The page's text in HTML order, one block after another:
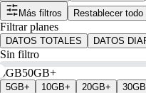
Más filtros
Restablecer todo
Filtrar planes
DATOS TOTALES DATOS
Sin filtro
0GB50GB+
5GB+ 10GB+ 20GB+